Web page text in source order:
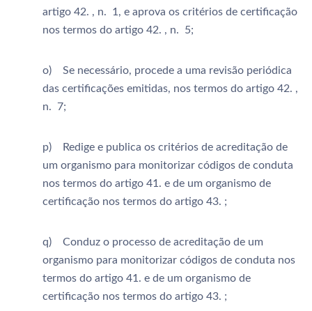
artigo 42. , n. 1, e aprova os critérios de certificação
nos termos do artigo 42. , n. 5;
o) Se necessário, procede a uma revisão periódica
das certificações emitidas, nos termos do artigo 42. ,
n. 7;
p) Redige e publica os critérios de acreditação de
um organismo para monitorizar códigos de conduta
nos termos do artigo 41. e de um organismo de
certificação nos termos do artigo 43. ;
q) Conduz o processo de acreditação de um
organismo para monitorizar códigos de conduta nos
termos do artigo 41. e de um organismo de
certificação nos termos do artigo 43. ;